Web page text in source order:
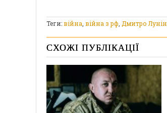
Теги:війна війна з рф Дмитро Лунін
СХОЖІ ПУБЛІКАЦІЇ